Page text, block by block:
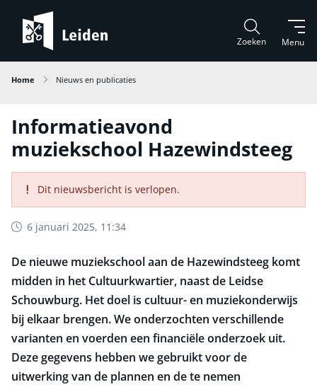
Menu
Zoeken
Home Nieuws en publicaties
Informatieavond
muziekschool Hazewindsteeg
Dit nieuwsbericht is verlopen.
6 januari 2025, 11:34
De nieuwe muziekschool aan de Hazewindsteeg komt
midden in het Cultuurkwartier, naast de Leidse
Schouwburg. Het doel is cultuur- en muziekonderwijs
bij elkaar brengen. We onderzochten verschillende
varianten en voerden een financiële onderzoek uit.
Deze gegevens hebben we gebruikt voor de
uitwerking van de plannen en de te nemen